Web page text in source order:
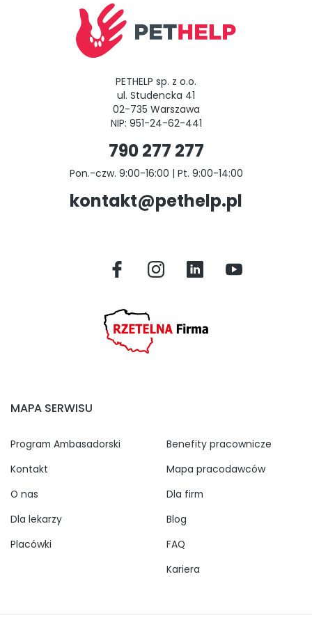
PETHELP sp. z o.o.
ul. Studencka 41
02-735 Warszawa
NIP: 951-24-62-441
790 277 277
Pon.-czw. 9:00-16:00 | Pt. 9:00-14:00
kontakt@pethelp.pl
MAPA SERWISU
Program Ambasadorski
Kontakt
O nas
Dla lekarzy
Placówki
Benefity pracownicze
Mapa pracodawców
Dla firm
Blog
FAQ
Kariera